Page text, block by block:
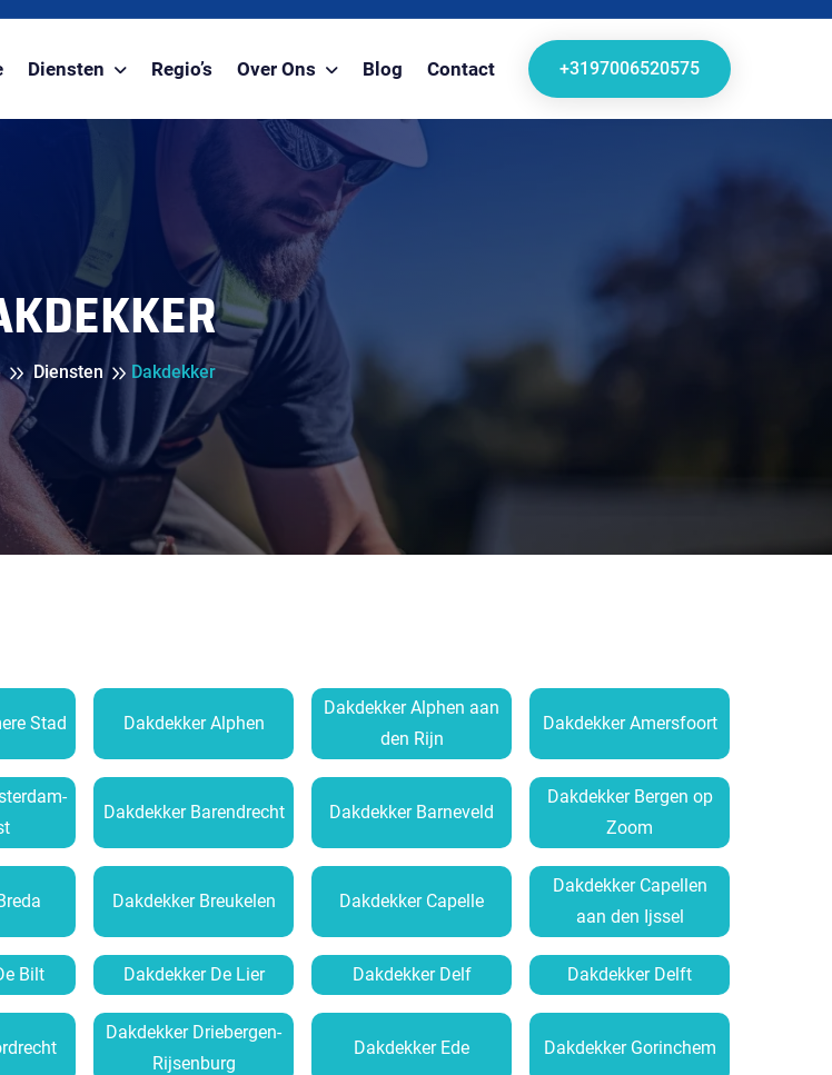
Diensten Regio’s Over Ons Blog Contact +3197006520575
Diensten Dakdekker
Stad Dakdekker Alphen
Dakdekker Alphen aan
den Rijn
Dakdekker Amersfoort
Dakdekker Barendrecht Dakdekker Barneveld
Dakdekker Bergen op
Zoom
Dakdekker Breukelen Dakdekker Capelle
Dakdekker Capellen
aan den Ijssel
Bilt Dakdekker De Lier Dakdekker Delf Dakdekker Delft
Dakdekker Driebergen-
Rijsenburg
Dakdekker Ede Dakdekker Gorinchem